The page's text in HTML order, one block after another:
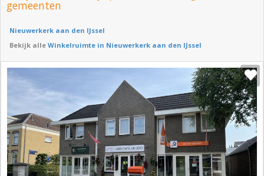
gemeenten
Nieuwerkerk aan den IJssel
Bekijk alle Winkelruimte in Nieuwerkerk aan den IJssel